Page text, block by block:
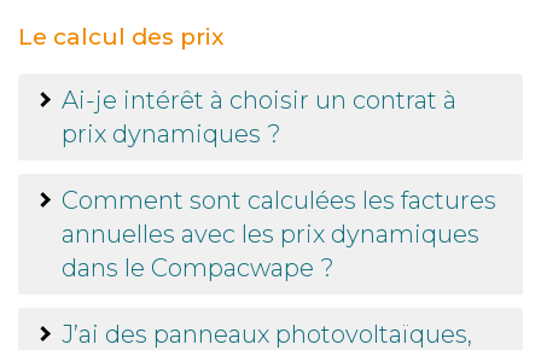
Le calcul des prix
Ai-je intérêt à choisir un contrat à
prix dynamiques ?
Comment sont calculées les factures
annuelles avec les prix dynamiques
dans le Compacwape ?
J’ai des panneaux photovoltaïques,